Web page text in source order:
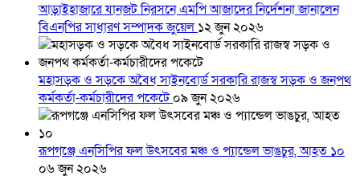
আড়াইহাজারে যানজট নিরসনে এমপি আজাদের নির্দেশনা জানালেন
বিএনপির সাধারণ সম্পাদক জুয়েল ১২ জুন ২০২৬
মহাসড়ক ও সড়কে অবৈধ সাইনবোর্ড সরকারি রাজস্ব সড়ক ও জনপথ
কর্মকর্তা-কর্মচারীদের পকেটে০৯ জুন ২০২৬
রূপগঞ্জে এনসিপির ফল উৎসবের মঞ্চ ও প্যান্ডেল ভাঙচুর, আহত ১০
০৬ জুন ২০২৬